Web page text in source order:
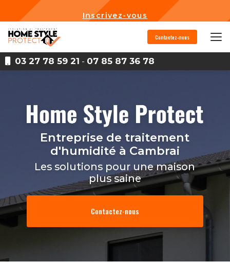
contenu
principal
Inscrivez-vous
03 27 78 59 21 - 07 85 87 36 78
Contactez-nous
Entreprise de traitement
d'humidité à Cambrai
Les solutions pour une maison
plus saine
Contactez-nous